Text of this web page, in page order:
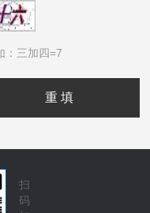
：三加四=7
扫
码